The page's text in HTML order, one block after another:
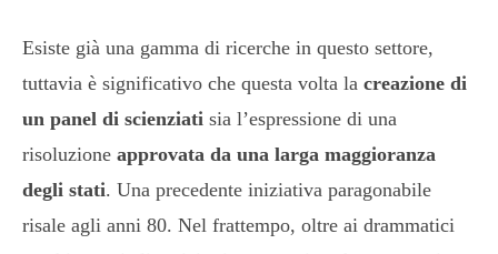
Esiste già una gamma di ricerche in questo settore,
tuttavia è significativo che questa volta la creazione di
un panel di scienziati sia l’espressione di una
risoluzione approvata da una larga maggioranza
degli stati. Una precedente iniziativa paragonabile
risale agli anni 80. Nel frattempo, oltre ai drammatici